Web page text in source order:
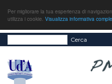
Per migliorare la tua esperienza di
utilizza i cookie. Visualizza informativa
Cerca